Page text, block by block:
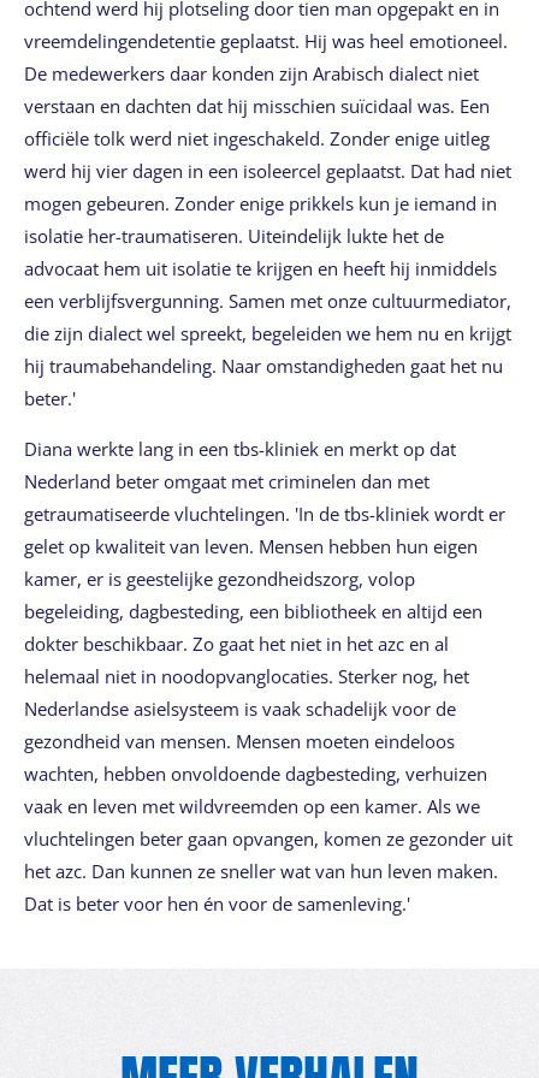
ochtend werd hij plotseling door tien man opgepakt en in
vreemdelingendetentie geplaatst. Hij was heel emotioneel.
De medewerkers daar konden zijn Arabisch dialect niet
verstaan en dachten dat hij misschien suïcidaal was. Een
officiële tolk werd niet ingeschakeld. Zonder enige uitleg
werd hij vier dagen in een isoleercel geplaatst. Dat had niet
mogen gebeuren. Zonder enige prikkels kun je iemand in
isolatie her-traumatiseren. Uiteindelijk lukte het de
advocaat hem uit isolatie te krijgen en heeft hij inmiddels
een verblijfsvergunning. Samen met onze cultuurmediator,
die zijn dialect wel spreekt, begeleiden we hem nu en krijgt
hij traumabehandeling. Naar omstandigheden gaat het nu
beter.'
Diana werkte lang in een tbs-kliniek en merkt op dat
Nederland beter omgaat met criminelen dan met
getraumatiseerde vluchtelingen. 'In de tbs-kliniek wordt er
gelet op kwaliteit van leven. Mensen hebben hun eigen
kamer, er is geestelijke gezondheidszorg, volop
begeleiding, dagbesteding, een bibliotheek en altijd een
dokter beschikbaar. Zo gaat het niet in het azc en al
helemaal niet in noodopvanglocaties. Sterker nog, het
Nederlandse asielsysteem is vaak schadelijk voor de
gezondheid van mensen. Mensen moeten eindeloos
wachten, hebben onvoldoende dagbesteding, verhuizen
vaak en leven met wildvreemden op een kamer. Als we
vluchtelingen beter gaan opvangen, komen ze gezonder uit
het azc. Dan kunnen ze sneller wat van hun leven maken.
Dat is beter voor hen én voor de samenleving.'